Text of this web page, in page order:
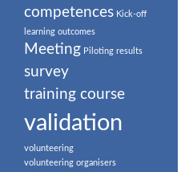
competences Kick-off
learning outcomes
Meeting Piloting results
survey
training course
validation
volunteering
volunteering organisers